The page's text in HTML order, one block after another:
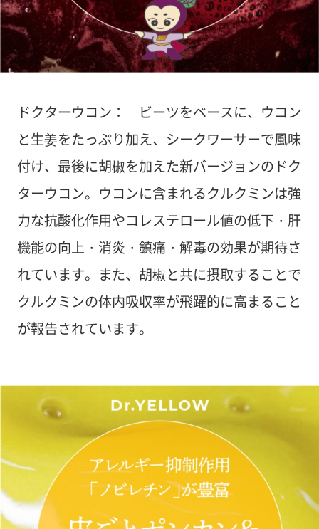
ドクターウコン： ビーツをベースに、ウコン
と生姜をたっぷり加え、シークワーサーで風味
付け、最後に胡椒を加えた新バージョンのドク
ターウコン。ウコンに含まれるクルクミンは強
力な抗酸化作用やコレステロール値の低下・肝
機能の向上・消炎・鎮痛・解毒の効果が期待さ
れています。また、胡椒と共に摂取することで
クルクミンの体内吸収率が飛躍的に高まること
が報告されています。